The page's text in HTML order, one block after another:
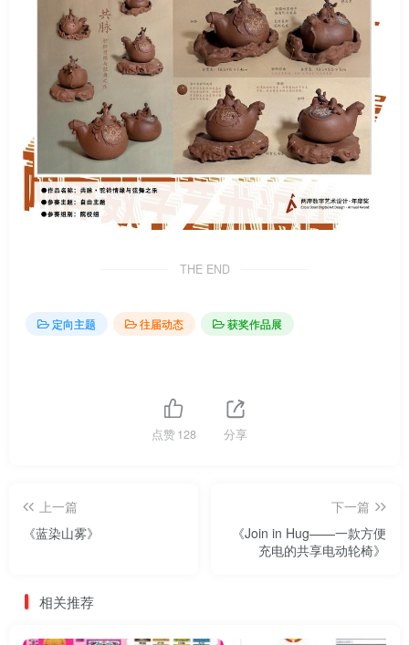
THE END
定向主题 往届动态 获奖作品展
点赞128 分享
上一篇
《蓝染山雾》
下一篇
《Join in Hug——一款方便
充电的共享电动轮椅》
相关推荐